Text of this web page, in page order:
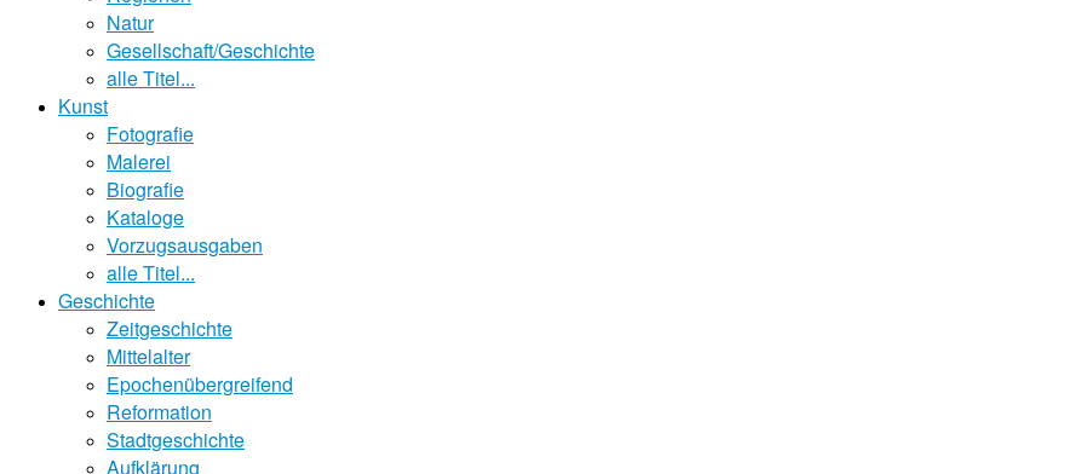
Natur
Gesellschaft/Geschichte
alle Titel...
Kunst
Fotografie
Malerei
Biografie
Kataloge
Vorzugsausgaben
alle Titel...
Geschichte
Zeitgeschichte
Mittelalter
Epochenübergreifend
Reformation
Stadtgeschichte
Aufklärung